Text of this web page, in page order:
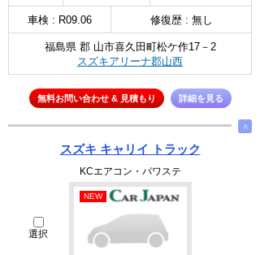
車検 : R09.06 修復歴 : 無し
福島県 郡 山市喜久田町松ケ作17－2
スズキアリーナ郡山西
無料お問い合わせ & 見積もり 詳細を見る
∧
スズキ キャリイ トラック
KCエアコン・パワステ
選択
NEW